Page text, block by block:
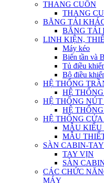
THANG CUỐN
THANG
BĂNG TẢI
BĂNG TẢI
LINH KIỆN,
Máy kéo
Biến tần và
Tủ điều
Bộ điều
HỆ THỐNG
HỆ
HỆ THỐNG
HỆ
HỆ THỐNG
MẪU KIỂU
MẪU
SÀN CABIN-
TAY VỊN
SÀN
CÁC CHỨC
MÁY